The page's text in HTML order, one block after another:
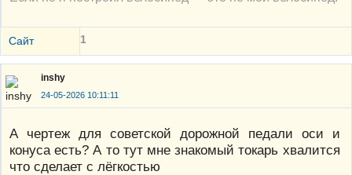
Сайт 1
inshy
24-05-2026 10:11:11
А чертеж для советской дорожной педали оси и
конуса есть? А то тут мне знакомый токарь хвалится
что сделает с лёгкостью